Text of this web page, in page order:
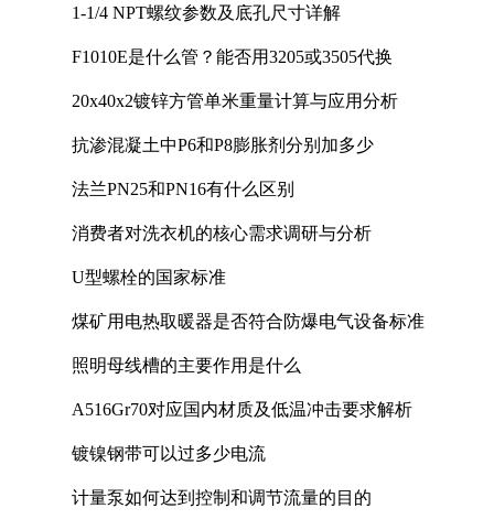
1-1/4 NPT螺纹参数及底孔尺寸详解
F1010E是什么管？能否用3205或3505代换
20x40x2镀锌方管单米重量计算与应用分析
抗渗混凝土中P6和P8膨胀剂分别加多少
法兰PN25和PN16有什么区别
消费者对洗衣机的核心需求调研与分析
U型螺栓的国家标准
煤矿用电热取暖器是否符合防爆电气设备标准
照明母线槽的主要作用是什么
A516Gr70对应国内材质及低温冲击要求解析
镀镍钢带可以过多少电流
计量泵如何达到控制和调节流量的目的